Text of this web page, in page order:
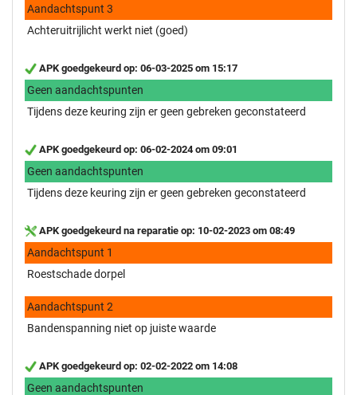
Aandachtspunt 3
Achteruitrijlicht werkt niet (goed)
APK goedgekeurd op: 06-03-2025 om 15:17
Geen aandachtspunten
Tijdens deze keuring zijn er geen gebreken geconstateerd
APK goedgekeurd op: 06-02-2024 om 09:01
Geen aandachtspunten
Tijdens deze keuring zijn er geen gebreken geconstateerd
APK goedgekeurd na reparatie op: 10-02-2023 om 08:49
Aandachtspunt 1
Roestschade dorpel
Aandachtspunt 2
Bandenspanning niet op juiste waarde
APK goedgekeurd op: 02-02-2022 om 14:08
Geen aandachtspunten